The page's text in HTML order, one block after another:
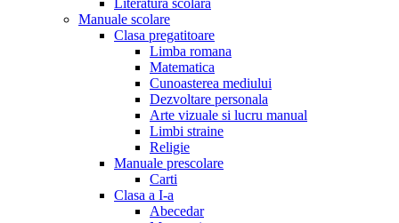
Literatura scolara
Manuale scolare
Clasa pregatitoare
Limba romana
Matematica
Cunoasterea mediului
Dezvoltare personala
Arte vizuale si lucru manual
Limbi straine
Religie
Manuale prescolare
Carti
Clasa a I-a
Abecedar